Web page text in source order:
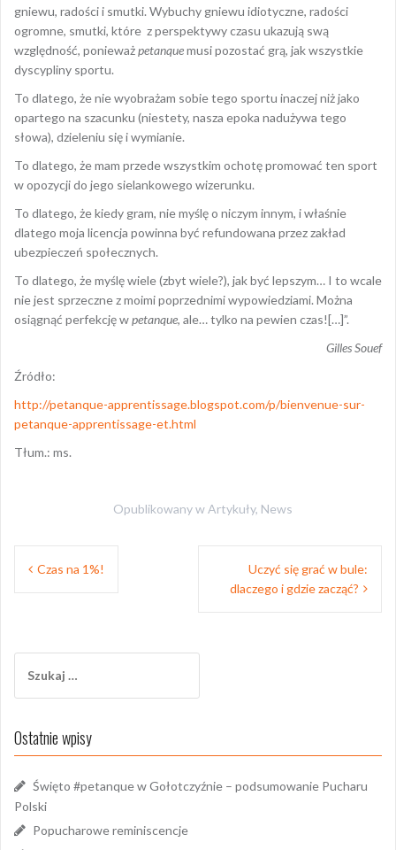
gniewu, radości i smutki. Wybuchy gniewu idiotyczne, radości
ogromne, smutki, które z perspektywy czasu ukazują swą
względność, ponieważpetanquemusi pozostać grą, jak wszystkie
dyscypliny sportu.
To dlatego, że nie wyobrażam sobie tego sportu inaczej niż jako
opartego na szacunku (niestety, nasza epoka nadużywa tego
słowa), dzieleniu się i wymianie.
To dlatego, że mam przede wszystkim ochotę promować ten sport
w opozycji do jego sielankowego wizerunku.
To dlatego, że kiedy gram, nie myślę o niczym innym, i właśnie
dlatego moja licencja powinna być refundowana przez zakład
ubezpieczeń społecznych.
To dlatego, że myślę wiele (zbyt wiele?), jak być lepszym… I to wcale
nie jest sprzeczne z moimi poprzednimi wypowiedziami. Można
osiągnąć perfekcję wpetanque, ale… tylko na pewien czas![…]”.
Gilles Souef
Źródło:
http://petanque-apprentissage.blogspot.com/p/bienvenue-sur-
petanque-apprentissage-et.html
Tłum.: ms.
Opublikowany wArtykuły, News
Nawigacja
Czas na 1%!
Uczyć się grać w bule:
dlaczego i gdzie zacząć?
Ostatnie wpisy
Święto #petanque w Gołotczyźnie – podsumowanie Pucharu
Polski
Popucharowe reminiscencje